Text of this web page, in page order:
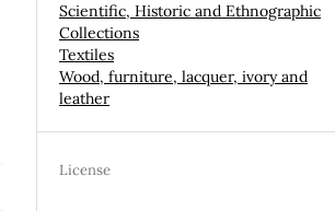
Scientific, Historic and Ethnographic
Collections
Textiles
Wood, furniture, lacquer, ivory and
leather
License